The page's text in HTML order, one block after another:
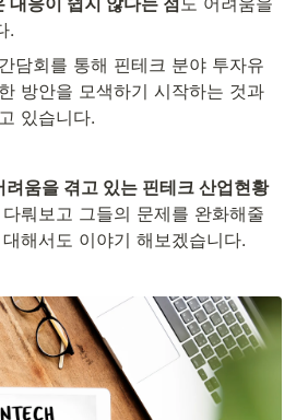
.
담회를 통해 핀테크 분야 투자유
방안을 모색하기 시작하는 것과
있습니다.
려움을 겪고 있는 핀테크 산업현황
뤄보고 그들의 문제를 완화해줄
해서도 이야기 해보겠습니다.